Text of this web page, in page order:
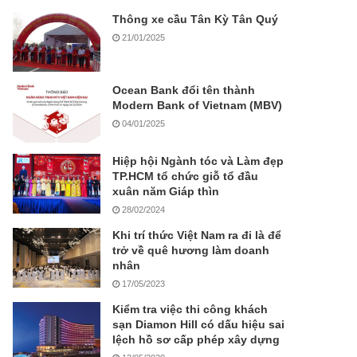
Thông xe cầu Tân Kỳ Tân Quý
21/01/2025
Ocean Bank đổi tên thành
Modern Bank of Vietnam (MBV)
04/01/2025
Hiệp hội Ngành tóc và Làm đẹp
TP.HCM tổ chức giỗ tổ đầu
xuân năm Giáp thìn
28/02/2024
Khi trí thức Việt Nam ra đi là để
trở về quê hương làm doanh
nhân
17/05/2023
Kiểm tra việc thi công khách
sạn Diamon Hill có dấu hiệu sai
lệch hồ sơ cấp phép xây dựng